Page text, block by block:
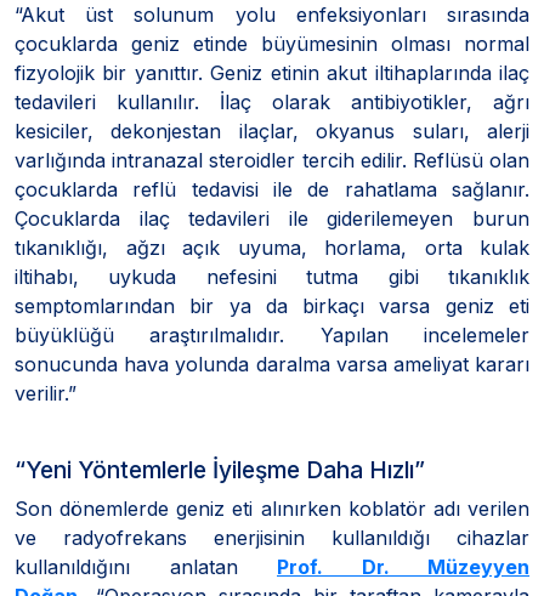
“Akut üst solunum yolu enfeksiyonları sırasında
çocuklarda geniz etinde büyümesinin olması normal
fizyolojik bir yanıttır. Geniz etinin akut iltihaplarında ilaç
tedavileri kullanılır. İlaç olarak antibiyotikler, ağrı
kesiciler, dekonjestan ilaçlar, okyanus suları, alerji
varlığında intranazal steroidler tercih edilir. Reflüsü olan
çocuklarda reflü tedavisi ile de rahatlama sağlanır.
Çocuklarda ilaç tedavileri ile giderilemeyen burun
tıkanıklığı, ağzı açık uyuma, horlama, orta kulak
iltihabı, uykuda nefesini tutma gibi tıkanıklık
semptomlarından bir ya da birkaçı varsa geniz eti
büyüklüğü araştırılmalıdır. Yapılan incelemeler
sonucunda hava yolunda daralma varsa ameliyat kararı
verilir.”
“Yeni Yöntemlerle İyileşme Daha Hızlı”
Son dönemlerde geniz eti alınırken koblatör adı verilen
ve radyofrekans enerjisinin kullanıldığı cihazlar
kullanıldığını anlatan Prof. Dr. Müzeyyen